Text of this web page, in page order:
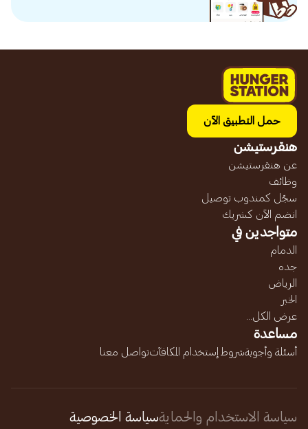
حمل التطبيق الآن
هنقرستيشن
عن هنقرستيشن
وظائف
سجّل كمندوب توصيل
انضم الآن كشريك
متواجدين في
الدمام
جده
الرياض
الخبر
عرض الكل...
مساعدة
أسئلة وأجوبةشروط إستخدام المكافآتتواصل معنا
سياسة الاستخدام والحمايةسياسة الخصوصية